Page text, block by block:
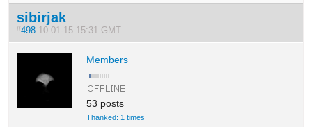
sibirjak
#498 10-01-15 15:31 GMT
Members
53 posts
Thanked: 1 times